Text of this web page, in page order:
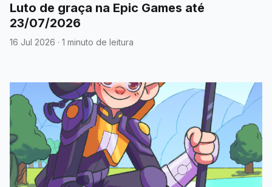
Luto de graça na Epic Games até
23/07/2026
16 Jul 2026 · 1 minuto de leitura